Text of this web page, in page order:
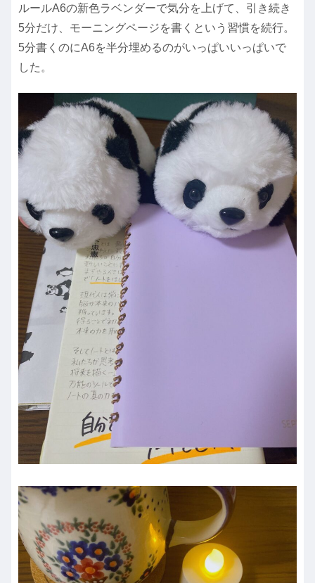
ルールA6の新色ラベンダーで気分を上げて、引き続き
5分だけ、モーニングページを書くという習慣を続行。
5分書くのにA6を半分埋めるのがいっぱいいっぱいで
した。